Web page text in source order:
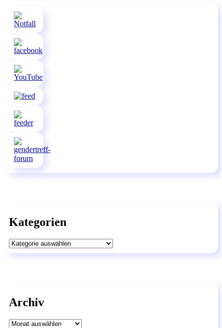
Kategorien
Kategorien
Archiv
Archiv